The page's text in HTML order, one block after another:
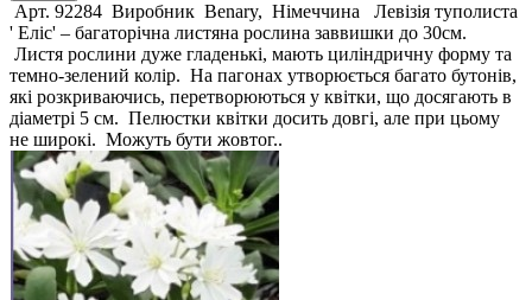
Арт. 92284 Виробник Benary, Німеччина Левізія туполиста
' Еліс' – багаторічна листяна рослина заввишки до 30см.
Листя рослини дуже гладенькі, мають циліндричну форму та
темно-зелений колір. На пагонах утворюється багато бутонів,
які розкриваючись, перетворюються у квітки, що досягають в
діаметрі 5 см. Пелюстки квітки досить довгі, але при цьому
не широкі. Можуть бути жовтог..